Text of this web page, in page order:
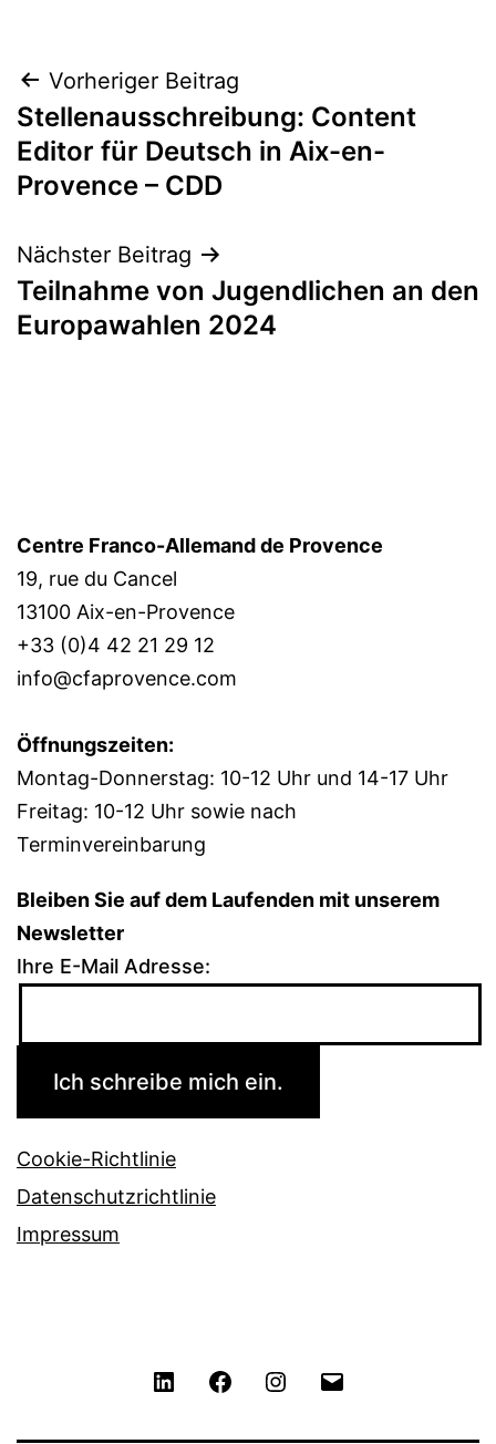
Beitragsnavigation
Vorheriger Beitrag
Stellenausschreibung: Content
Editor für Deutsch in Aix-en-
Provence – CDD
Nächster Beitrag
Teilnahme von Jugendlichen an den
Europawahlen 2024
Centre Franco-Allemand de Provence
19, rue du Cancel
13100 Aix-en-Provence
+33 (0)4 42 21 29 12
info@cfaprovence.com
Öffnungszeiten:
Montag-Donnerstag: 10-12 Uhr und 14-17 Uhr
Freitag: 10-12 Uhr sowie nach
Terminvereinbarung
Bleiben Sie auf dem Laufenden mit unserem
Newsletter
Ihre E-Mail Adresse:
Cookie-Richtlinie
Datenschutzrichtlinie
Impressum
LinkedIn FacebookInstagram